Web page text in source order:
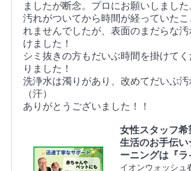
ましたが断念。プロにお願いしました
汚れがついてから時間が経っていた
れませんでしたが、表面のまだらな
けました！
シミ抜きの方もだいぶ時間を掛けて
りました！
洗浄水は濁りがあり、改めてだいぶ汚
（汗）
ありがとうございました！！
女性スタッフ
生活のお手伝
ーニングは『ラ
イオンウォッシュ